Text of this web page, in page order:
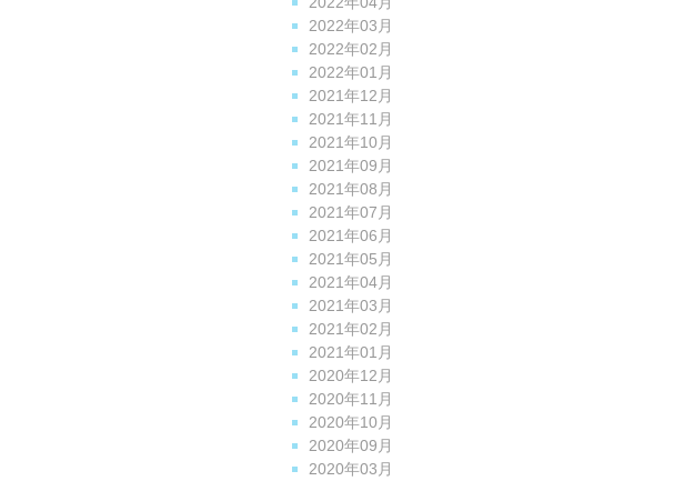
2022年03月
2022年02月
2022年01月
2021年12月
2021年11月
2021年10月
2021年09月
2021年08月
2021年07月
2021年06月
2021年05月
2021年04月
2021年03月
2021年02月
2021年01月
2020年12月
2020年11月
2020年10月
2020年09月
2020年03月